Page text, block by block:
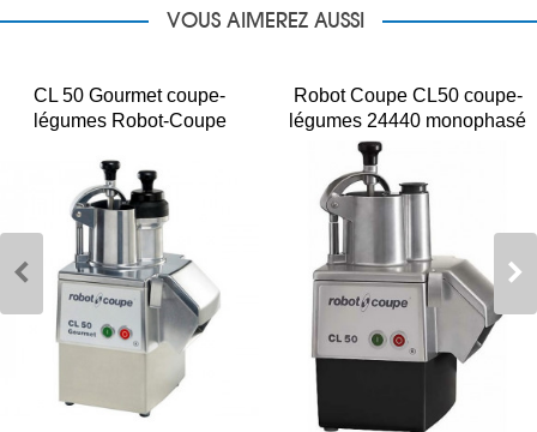
VOUS AIMEREZ AUSSI
CL 50 Gourmet coupe-
légumes Robot-Coupe
Robot Coupe CL50 coupe-
légumes 24440 monophasé